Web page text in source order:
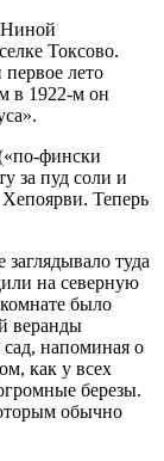
Ниной
Токсово.
лето
в 1922‑м он
за пуд соли и
Хепоярви. Теперь
туда
на северную
было
веранды
напоминая о
как у всех
березы.
обычно